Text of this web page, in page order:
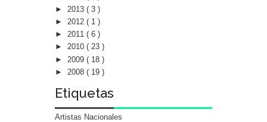
► 2013 ( 3 )
► 2012 ( 1 )
► 2011 ( 6 )
► 2010 ( 23 )
► 2009 ( 18 )
► 2008 ( 19 )
Etiquetas
Artistas Nacionales